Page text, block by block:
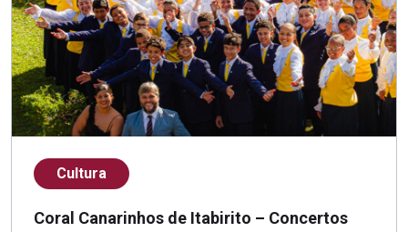
Cultura
Coral Canarinhos de Itabirito – Concertos